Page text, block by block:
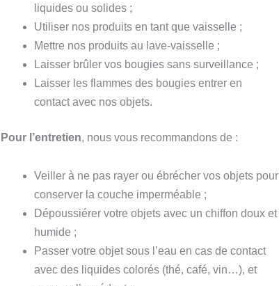
liquides ou solides ;
Utiliser nos produits en tant que vaisselle ;
Mettre nos produits au lave-vaisselle ;
Laisser brûler vos bougies sans surveillance ;
Laisser les flammes des bougies entrer en
contact avec nos objets.
Pour l’entretien, nous vous recommandons de :
Veiller à ne pas rayer ou ébrécher vos objets pour
conserver la couche imperméable ;
Dépoussiérer votre objets avec un chiffon doux et
humide ;
Passer votre objet sous l’eau en cas de contact
avec des liquides colorés (thé, café, vin…), et